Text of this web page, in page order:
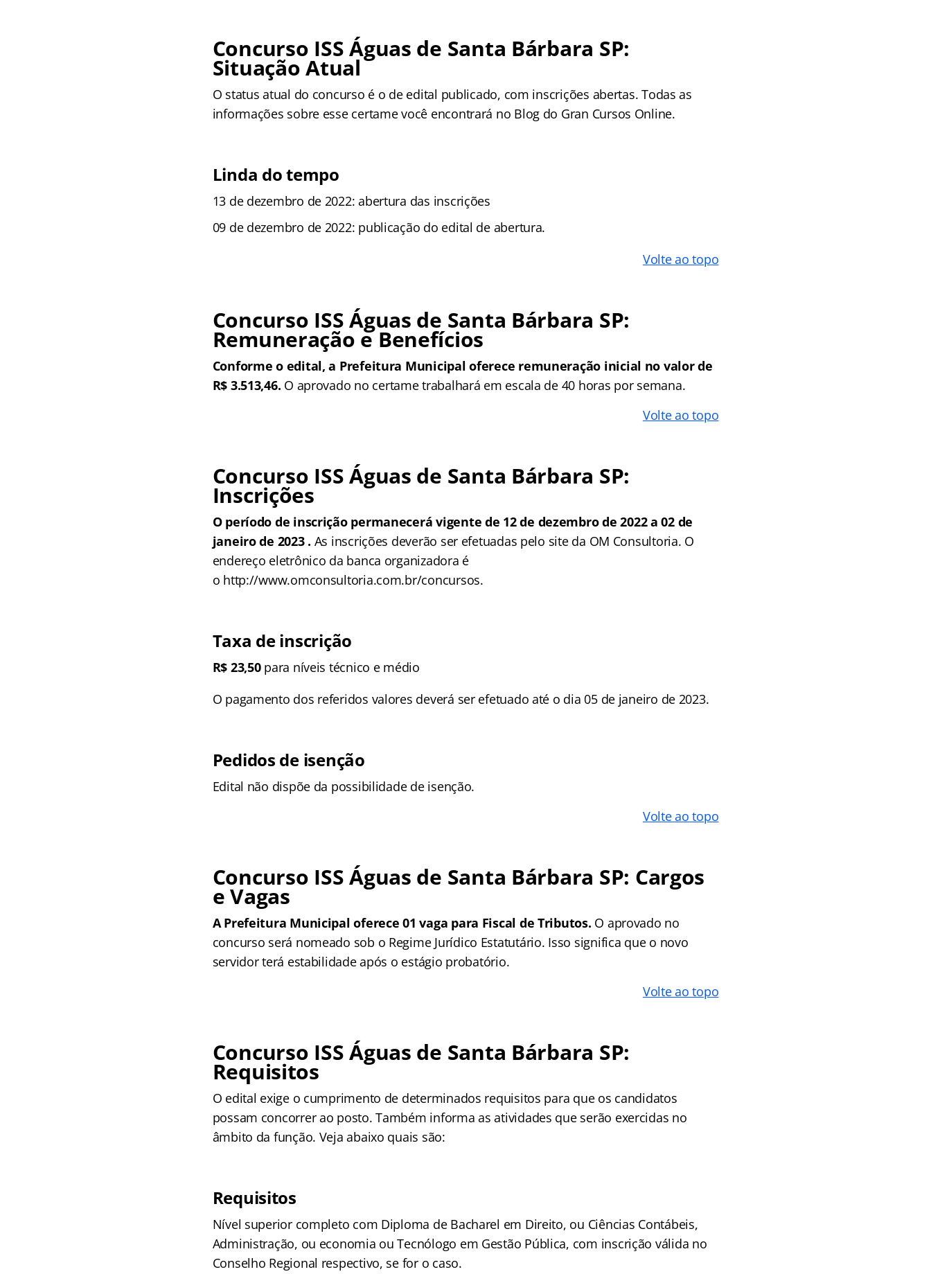
Concurso ISS Águas de Santa Bárbara SP:
Situação Atual
O status atual do concurso é o de edital publicado, com inscrições abertas. Todas as
informações sobre esse certame você encontrará no Blog do Gran Cursos Online.
Linda do tempo
13 de dezembro de 2022: abertura das inscrições
09 de dezembro de 2022: publicação do edital de abertura.
Volte ao topo
Concurso ISS Águas de Santa Bárbara SP:
Remuneração e Benefícios
Conforme o edital, a Prefeitura Municipal oferece remuneração inicial no valor de
R$ 3.513,46. O aprovado no certame trabalhará em escala de 40 horas por semana.
Volte ao topo
Concurso ISS Águas de Santa Bárbara SP:
Inscrições
O período de inscrição permanecerá vigente de 12 de dezembro de 2022 a 02 de
janeiro de 2023 . As inscrições deverão ser efetuadas pelo site da OM Consultoria. O
endereço eletrônico da banca organizadora é
o http://www.omconsultoria.com.br/concursos.
Taxa de inscrição
R$ 23,50para níveis técnico e médio
O pagamento dos referidos valores deverá ser efetuado até o dia 05 de janeiro de 2023.
Pedidos de isenção
Edital não dispõe da possibilidade de isenção.
Volte ao topo
Concurso ISS Águas de Santa Bárbara SP: Cargos
e Vagas
A Prefeitura Municipal oferece 01 vaga para Fiscal de Tributos. O aprovado no
concurso será nomeado sob o Regime Jurídico Estatutário. Isso significa que o novo
servidor terá estabilidade após o estágio probatório.
Volte ao topo
Concurso ISS Águas de Santa Bárbara SP:
Requisitos
O edital exige o cumprimento de determinados requisitos para que os candidatos
possam concorrer ao posto. Também informa as atividades que serão exercidas no
âmbito da função. Veja abaixo quais são:
Requisitos
Nível superior completo com Diploma de Bacharel em Direito, ou Ciências Contábeis,
Administração, ou economia ou Tecnólogo em Gestão Pública, com inscrição válida no
Conselho Regional respectivo, se for o caso.